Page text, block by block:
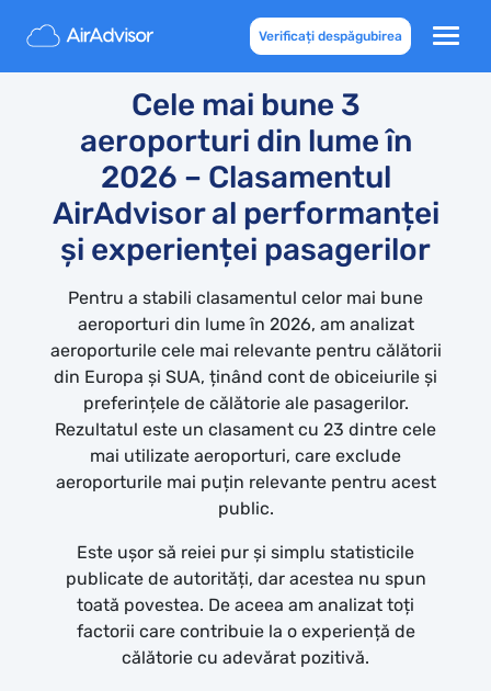
Verificați despăgubirea
AIRADVISOR AIRPORT SCORE
Cele mai bune 3
aeroporturi din lume în
2026 – Clasamentul
AirAdvisor al performanței
și experienței pasagerilor
Pentru a stabili clasamentul celor mai bune
aeroporturi din lume în 2026, am analizat
aeroporturile cele mai relevante pentru călătorii
din Europa și SUA, ținând cont de obiceiurile și
preferințele de călătorie ale pasagerilor.
Rezultatul este un clasament cu 23 dintre cele
mai utilizate aeroporturi, care exclude
aeroporturile mai puțin relevante pentru acest
public.
Este ușor să reiei pur și simplu statisticile
publicate de autorități, dar acestea nu spun
toată povestea. De aceea am analizat toți
factorii care contribuie la o experiență de
călătorie cu adevărat pozitivă.